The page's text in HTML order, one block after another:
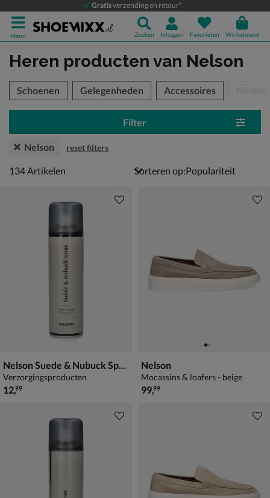
Gratisverzending en retour*
Menu Zoeken Inloggen Favorieten Winkelmand
Heren producten van Nelson
over
Schoenen Gelegenheden Accessoires
Filter
Nelson reset filters
134 artikelen
134Artikelen Sorteren op:
Nelson Suede & Nubuck Spray
Verzorgingsproducten
€ 12,99
12,99
Nelson
Mocassins & loafers - beige
€ 99,99
99,99